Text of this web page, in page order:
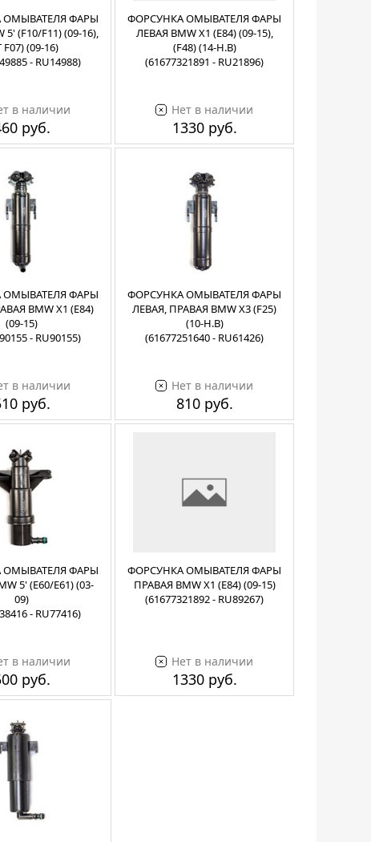
ОМЫВАТЕЛЯ ФАРЫ
5' (F10/F11) (09-16),
F07) (09-16)
- RU14988)
в наличии
руб.
ФОРСУНКА ОМЫВАТЕЛЯ ФАРЫ
ЛЕВАЯ BMW X1 (E84) (09-15),
(F48) (14-Н.В)
(61677321891 - RU21896)
Нет в наличии
1330 руб.
ОМЫВАТЕЛЯ ФАРЫ
BMW X1 (E84)
(09-15)
- RU90155)
в наличии
руб.
ФОРСУНКА ОМЫВАТЕЛЯ ФАРЫ
ЛЕВАЯ, ПРАВАЯ BMW X3 (F25)
(10-Н.В)
(61677251640 - RU61426)
Нет в наличии
810 руб.
ОМЫВАТЕЛЯ ФАРЫ
5' (E60/E61) (03-
09)
- RU77416)
в наличии
руб.
ФОРСУНКА ОМЫВАТЕЛЯ ФАРЫ
ПРАВАЯ BMW X1 (E84) (09-15)
(61677321892 - RU89267)
Нет в наличии
1330 руб.